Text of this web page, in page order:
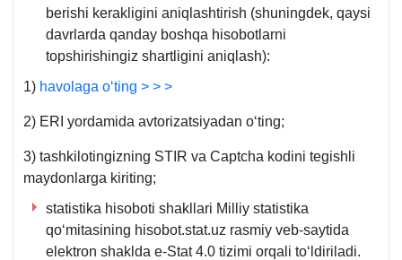
berishi kerakligini aniqlashtirish (shuningdek, qaysi
davrlarda qanday boshqa hisobotlarni
topshirishingiz shartligini aniqlash):
1) havolaga oʻting > > >
2) ERI yordamida avtorizatsiyadan oʻting;
3) tashkilotingizning STIR va Captcha kodini tegishli
maydonlarga kiriting;
statistika hisoboti shakllari Milliy statistika
qoʻmitasining hisobot.stat.uz rasmiy veb-saytida
elektron shaklda e-Stat 4.0 tizimi orqali toʻldiriladi.